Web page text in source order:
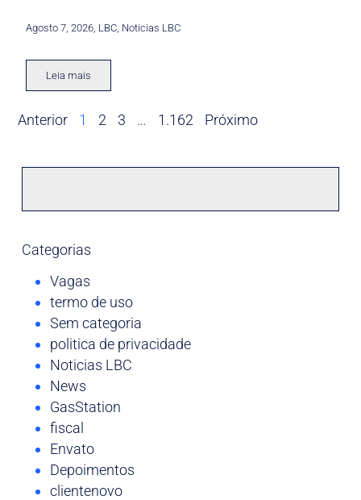
Agosto 7, 2026 LBC Noticias LBC
Leia mais
Anterior 1 2 3 … 1.162 Próximo
Categorias
Vagas
termo de uso
Sem categoria
politica de privacidade
Noticias LBC
News
GasStation
fiscal
Envato
Depoimentos
clientenovo